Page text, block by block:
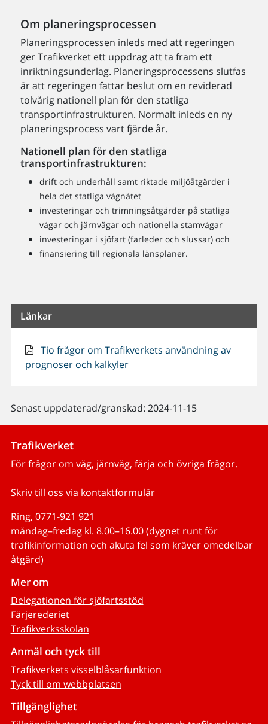
Om planeringsprocessen
Planeringsprocessen inleds med att regeringen
ger Trafikverket ett uppdrag att ta fram ett
inriktningsunderlag. Planeringsprocessens slutfas
är att regeringen fattar beslut om en reviderad
tolvårig nationell plan för den statliga
transportinfrastrukturen. Normalt inleds en ny
planeringsprocess vart fjärde år.
Nationell plan för den statliga
transportinfrastrukturen:
drift och underhåll samt riktade miljöåtgärder i
hela det statliga vägnätet
investeringar och trimningsåtgärder på statliga
vägar och järnvägar och nationella stamvägar
investeringar i sjöfart (farleder och slussar) och
finansiering till regionala länsplaner.
Länkar
Tio frågor om Trafikverkets användning av
prognoser och kalkyler
Senast uppdaterad/granskad: 2024-11-15
Trafikverket
För frågor om väg, järnväg, färja och övriga frågor.
Skriv till oss via kontaktformulär
Ring, 0771-921 921
måndag–fredag kl. 8.00–16.00 (dygnet runt för
trafikinformation och akuta fel som kräver omedelbar
åtgärd)
Mer om
Delegationen för sjöfartsstöd
Färjerederiet
Trafikverksskolan
Anmäl och tyck till
Trafikverkets visselblåsarfunktion
Tyck till om webbplatsen
Tillgänglighet